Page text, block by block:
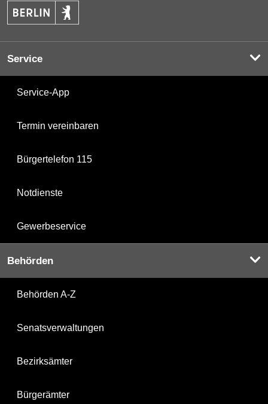
Service
Service-App
Termin vereinbaren
Bürgertelefon 115
Notdienste
Gewerbeservice
Behörden
Behörden A-Z
Senatsverwaltungen
Bezirksämter
Bürgerämter